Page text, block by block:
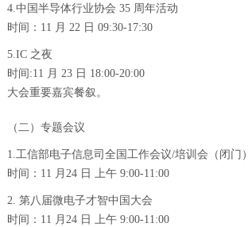
4.中国半导体行业协会 35 周年活动
时间：11 月 22 日 09:30-17:30
5.IC 之夜
时间:11 月 23 日 18:00-20:00
大会重要嘉宾餐叙。
（二）专题会议
1.工信部电子信息司全国工作会议/培训会（闭门）
时间：11 月24 日 上午 9:00-11:00
2. 第八届微电子才智中国大会
时间：11 月24 日 上午 9:00-11:00